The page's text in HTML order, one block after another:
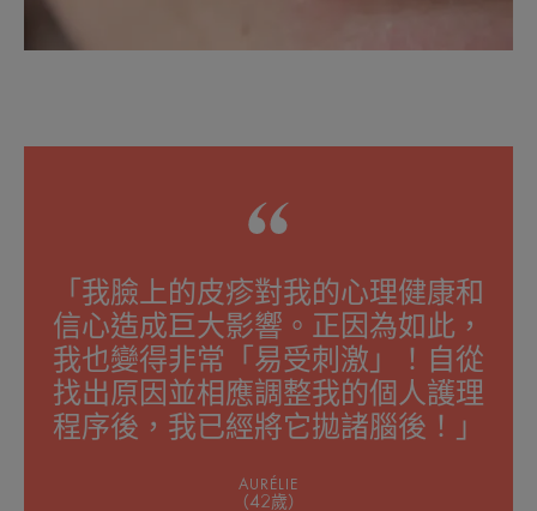
「我臉上的皮疹對我的心理健康和
信心造成巨大影響。正因為如此，
我也變得非常「易受刺激」！自從
找出原因並相應調整我的個人護理
程序後，我已經將它拋諸腦後！」
AURÉLIE
（42歲）